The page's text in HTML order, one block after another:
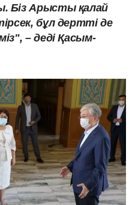
Біз Арысты қалай
бұл дертті де
– деді Қасым-